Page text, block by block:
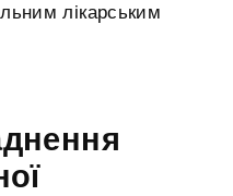
лікарським